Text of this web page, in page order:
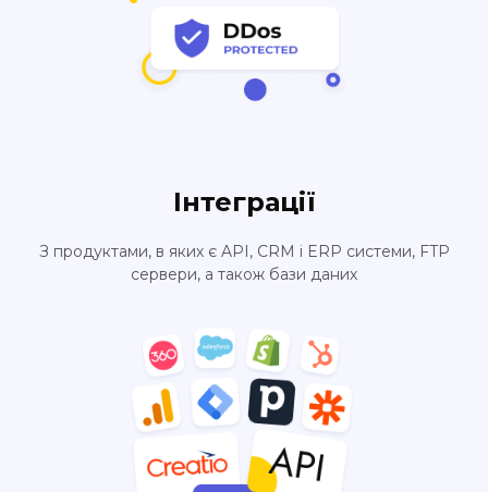
Інтеграції
З продуктами, в яких є API, CRM і ERP системи, FTP
сервери, а також бази даних